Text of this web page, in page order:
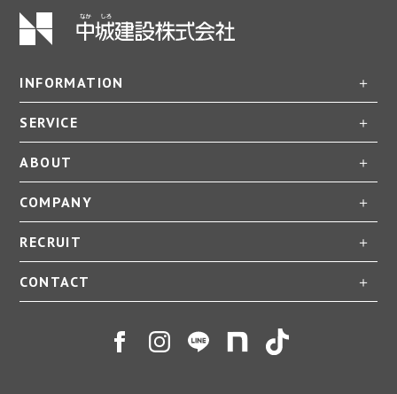
INFORMATION
SERVICE
ABOUT
COMPANY
RECRUIT
CONTACT